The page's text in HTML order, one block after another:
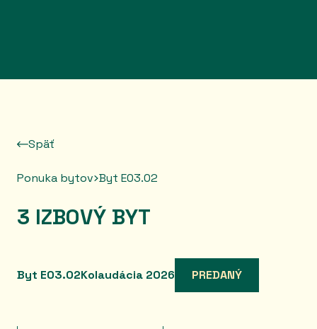
Späť
Ponuka bytov Byt E03.02
3 IZBOVÝ BYT
Byt E03.02Kolaudácia 2026 PREDANÝ